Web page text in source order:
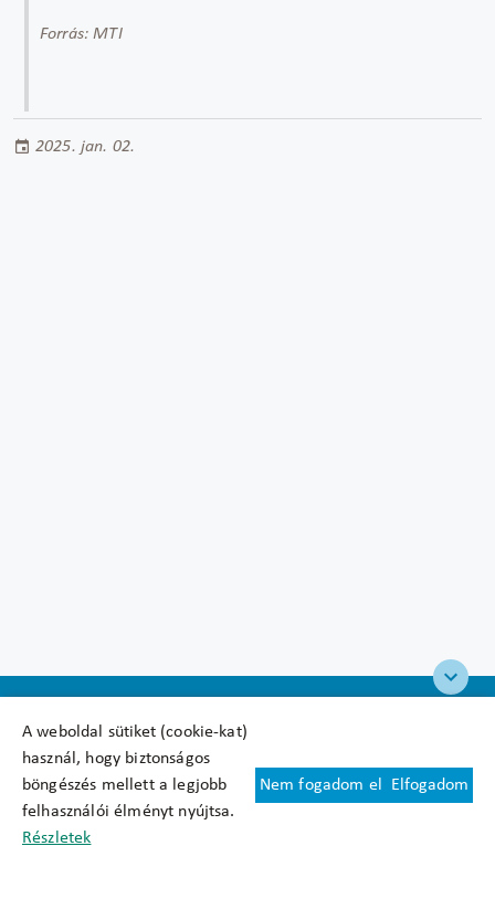
A weboldal sütiket (cookie-kat)
használ, hogy biztonságos
böngészés mellett a legjobb
felhasználói élményt nyújtsa.
Részletek
Nem fogadom el Elfogadom
Forrás: MTI
2025. jan. 02.
Felhasználási feltételek